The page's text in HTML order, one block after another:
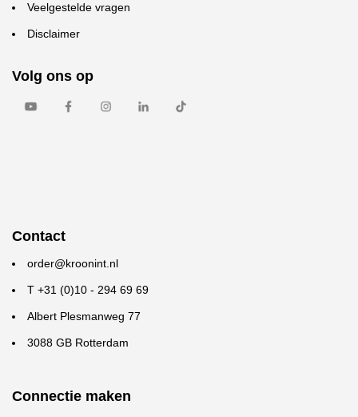
Veelgestelde vragen
Disclaimer
Volg ons op
Contact
order@kroonint.nl
T +31 (0)10 - 294 69 69
Albert Plesmanweg 77
3088 GB Rotterdam
Connectie maken